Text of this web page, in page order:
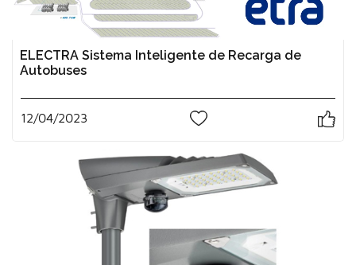
ELECTRA Sistema Inteligente de Recarga de
Autobuses
12/04/2023